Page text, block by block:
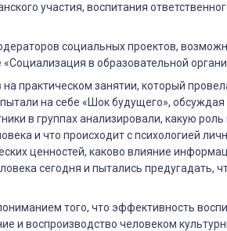
участия, воспитания
социальных проектов,
в образовательной
практическом занятии, который
на себе «Шок будущего»,
в группах анализировали, какую
и что происходит с психологией
ценностей, каково влияние
сегодня и пытались предугадать,
того, что эффективность
и воспроизводство человеком